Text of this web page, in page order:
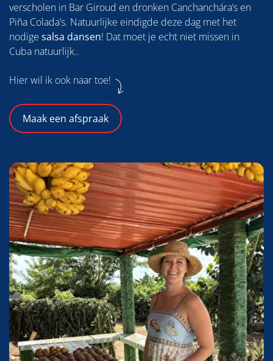
verscholen in Bar Giroud en dronken Canchanchára’s en
Piña Colada’s. Natuurlijke eindigde deze dag met het
nodige salsa dansen! Dat moet je echt niet missen in
Cuba natuurlijk..
Hier wil ik ook naar toe!
Maak een afspraak